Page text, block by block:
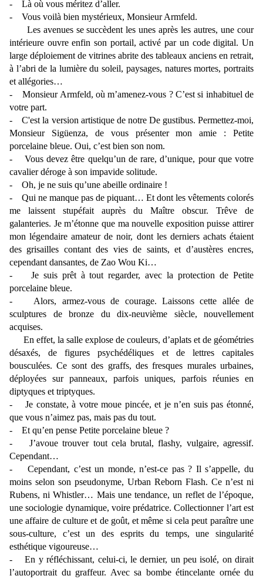
- Là où vous méritez d’aller.
- Vous voilà bien mystérieux, Monsieur Armfeld.
Les avenues se succèdent les unes après les autres, une cour
intérieure ouvre enfin son portail, activé par un code digital. Un
large déploiement de vitrines abrite des tableaux anciens en retrait,
à l’abri de la lumière du soleil, paysages, natures mortes, portraits
et allégories…
- Monsieur Armfeld, où m’amenez-vous ? C’est si inhabituel de
votre part.
- C'est la version artistique de notre De gustibus. Permettez-moi,
Monsieur Sigüenza, de vous présenter mon amie : Petite
porcelaine bleue. Oui, c’est bien son nom.
- Vous devez être quelqu’un de rare, d’unique, pour que votre
cavalier déroge à son impavide solitude.
- Oh, je ne suis qu’une abeille ordinaire !
- Qui ne manque pas de piquant… Et dont les vêtements colorés
me laissent stupéfait auprès du Maître obscur. Trêve de
galanteries. Je m’étonne que ma nouvelle exposition puisse attirer
mon légendaire amateur de noir, dont les derniers achats étaient
des grisailles contant des vies de saints, et d’austères encres,
cependant dansantes, de Zao Wou Ki…
- Je suis prêt à tout regarder, avec la protection de Petite
porcelaine bleue.
- Alors, armez-vous de courage. Laissons cette allée de
sculptures de bronze du dix-neuvième siècle, nouvellement
acquises.
En effet, la salle explose de couleurs, d’aplats et de géométries
désaxés, de figures psychédéliques et de lettres capitales
bousculées. Ce sont des graffs, des fresques murales urbaines,
déployées sur panneaux, parfois uniques, parfois réunies en
diptyques et triptyques.
- Je constate, à votre moue pincée, et je n’en suis pas étonné,
que vous n’aimez pas, mais pas du tout.
- Et qu’en pense Petite porcelaine bleue ?
- J’avoue trouver tout cela brutal, flashy, vulgaire, agressif.
Cependant…
- Cependant, c’est un monde, n’est-ce pas ? Il s’appelle, du
moins selon son pseudonyme, Urban Reborn Flash. Ce n’est ni
Rubens, ni Whistler… Mais une tendance, un reflet de l’époque,
une sociologie dynamique, voire prédatrice. Collectionner l’art est
une affaire de culture et de goût, et même si cela peut paraître une
sous-culture, c’est un des esprits du temps, une singularité
esthétique vigoureuse…
- En y réfléchissant, celui-ci, le dernier, un peu isolé, on dirait
l’autoportrait du graffeur. Avec sa bombe étincelante ornée du